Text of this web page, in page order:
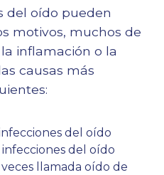
del oído pueden
motivos, muchos de
inflamación o la
causas más
del oído
del oído
llamada oído de